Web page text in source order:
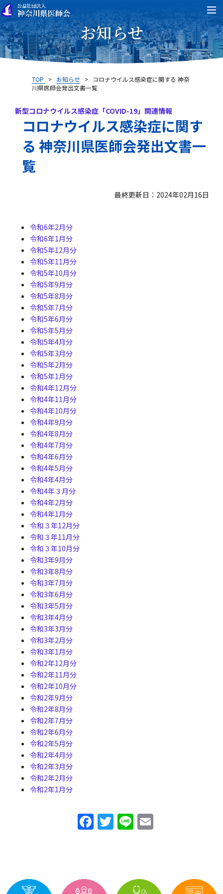
お知らせ
TOP > お知らせ > コロナウイルス感染症に関する 神奈
川県医師会発出文書一覧
新型コロナウイルス感染症「COVID-19」関連情報
コロナウイルス感染症に関す
る 神奈川県医師会発出文書一
覧
最終更新日：2024年02月16日
令和6年2月分
令和6年1月分
令和5年12月分
令和5年11月分
令和5年10月分
令和5年9月分
令和5年8月分
令和5年7月分
令和5年6月分
令和5年5月分
令和5年4月分
令和5年3月分
令和5年2月分
令和5年1月分
令和4年12月分
令和4年11月分
令和4年10月分
令和4年9月分
令和4年8月分
令和4年7月分
令和4年6月分
令和4年5月分
令和4年4月分
令和4年３月分
令和4年2月分
令和4年1月分
令和３年12月分
令和３年11月分
令和３年10月分
令和3年9月分
令和3年8月分
令和3年7月分
令和3年6月分
令和3年5月分
令和3年4月分
令和3年3月分
令和3年2月分
令和3年1月分
令和2年12月分
令和2年11月分
令和2年10月分
令和2年9月分
令和2年8月分
令和2年7月分
令和2年6月分
令和2年5月分
令和2年4月分
令和2年3月分
令和2年2月分
令和2年1月分
F
b
T Li